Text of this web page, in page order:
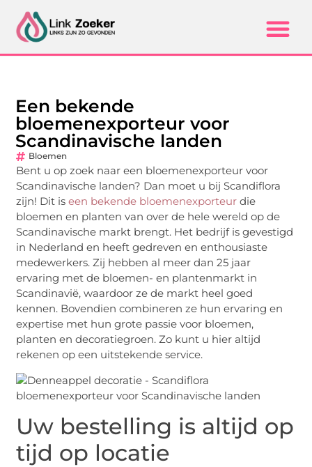
Een bekende
bloemenexporteur voor
Scandinavische landen
Bloemen
Bent u op zoek naar een bloemenexporteur voor
Scandinavische landen? Dan moet u bij Scandiflora
zijn! Dit iseen bekende bloemenexporteur die
bloemen en planten van over de hele wereld op de
Scandinavische markt brengt. Het bedrijf is gevestigd
in Nederland en heeft gedreven en enthousiaste
medewerkers. Zij hebben al meer dan 25 jaar
ervaring met de bloemen- en plantenmarkt in
Scandinavië, waardoor ze de markt heel goed
kennen. Bovendien combineren ze hun ervaring en
expertise met hun grote passie voor bloemen,
planten en decoratiegroen. Zo kunt u hier altijd
rekenen op een uitstekende service.
Uw bestelling is altijd op
tijd op locatie